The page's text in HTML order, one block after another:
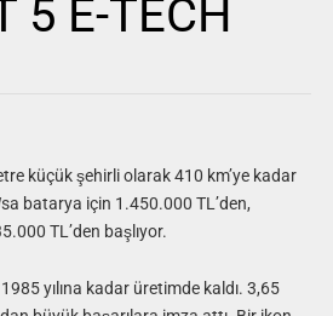
5 E-TECH
küçük şehirli olarak 410 km’ye kadar
batarya için 1.450.000 TL’den,
TL’den başlıyor.
1985 yılına kadar üretimde kaldı. 3,65